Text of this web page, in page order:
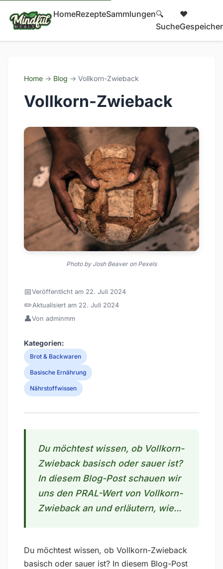
HomeRezepteSammlungen🔍
Suche
❤️
Home → Blog → Vollkorn-Zwieback
Vollkorn-Zwieback
Photo by Josh Beaver on Pexels
📅Veröffentlicht am 22. Juli 2024
✏️Aktualisiert am 22. Juli 2024
👤Von adminmm
Kategorien:
Brot & Backwaren
Basische Ernährung
Nährstoffwissen
Du möchtest wissen, ob Vollkorn-
Zwieback basisch oder sauer ist?
In diesem Blog-Post schauen wir
uns den PRAL-Wert von Vollkorn-
Zwieback an und erläutern, wie...
Du möchtest wissen, ob Vollkorn-Zwieback
basisch oder sauer ist? In diesem Blog-Post